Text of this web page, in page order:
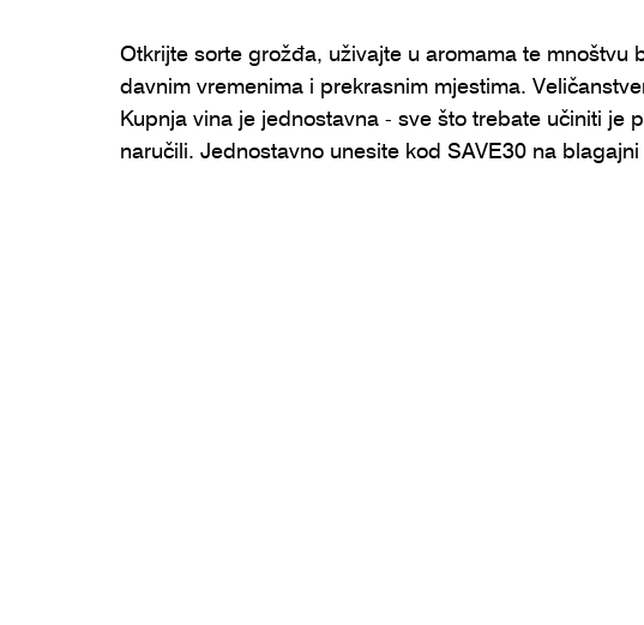
Otkrijte sorte grožđa, uživajte u aromama te mnoštvu
davnim vremenima i prekrasnim mjestima.
Kupnja vina je jednostavna - sve što trebate učiniti je
naručili. Jednostavno unesite kod SAVE30 na